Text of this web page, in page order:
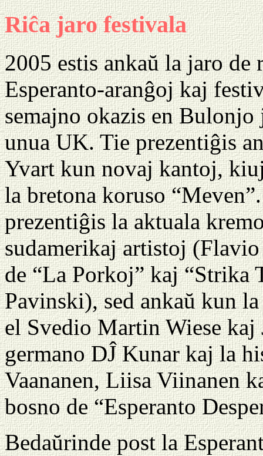
Riĉa jaro festivala
2005 estis ankaŭ la jaro
Esperanto-aranĝoj kaj
semajno okazis en
unua UK. Tie prezentiĝis
Yvart kun novaj kantoj,
la bretona koruso
prezentiĝis la aktuala
sudamerikaj artistoj
de “La Porkoj” kaj “Strika
Pavinski), sed ankaŭ kun
el Svedio Martin Wiese kaj
germano DĴ Kunar kaj la
Vaananen, Liisa Viinanen
bosno de “Esperanto
Bedaŭrinde post la